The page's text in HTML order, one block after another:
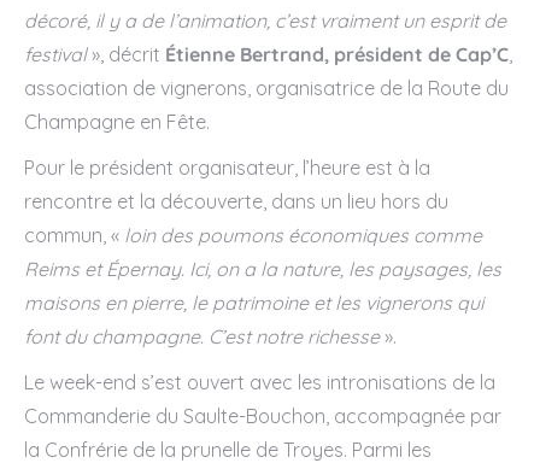
décoré, il y a de l’animation, c’est vraiment un esprit de
festival», décrit Étienne Bertrand, président de Cap’C,
association de vignerons, organisatrice de la Route du
Champagne en Fête.
Pour le président organisateur, l’heure est à la
rencontre et la découverte, dans un lieu hors du
commun, « loin des poumons économiques comme
Reims et Épernay. Ici, on a la nature, les paysages, les
maisons en pierre, le patrimoine et les vignerons qui
font du champagne. C’est notre richesse».
Le week-end s’est ouvert avec les intronisations de la
Commanderie du Saulte-Bouchon, accompagnée par
la Confrérie de la prunelle de Troyes. Parmi les